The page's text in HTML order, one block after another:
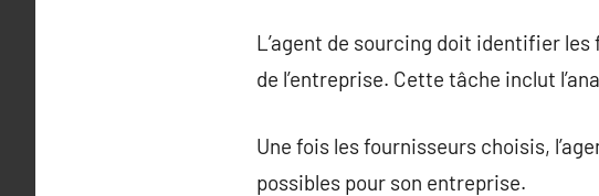
L’agent de sourcing doit identifier
de l’entreprise. Cette tâche inclut
Une fois les fournisseurs choisis,
possibles pour son entreprise.